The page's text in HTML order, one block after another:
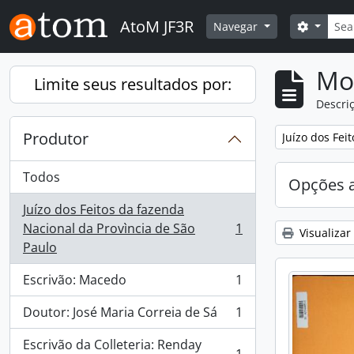
Skip to main content
AtoM JF3R Navegar Opções
Limite seus resultados por:
Produtor
Todos
Juízo dos Feitos da fazenda
Nacional da Provìncia de São
Paulo
, 1 resultados 1
Escrivão: Macedo
, 1 resultados
1
Doutor: José Maria Correia de Sá
, 1 resultados
1
Escrivão da Colleteria: Renday
Remover
Juízo dos
Opções